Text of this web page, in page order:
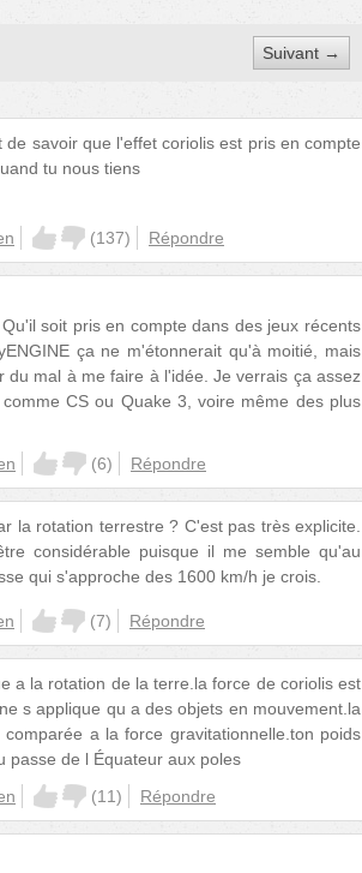
Suivant →
savoir que l'effet coriolis est pris en compte
tu nous tiens
(137) Répondre
soit pris en compte dans des jeux récents
ça ne m'étonnerait qu'à moitié, mais
du mal à me faire à l'idée. Je verrais ça assez
CS ou Quake 3, voire même des plus
(6) Répondre
la rotation terrestre ? C'est pas très explicite.
considérable puisque il me semble qu'au
qui s'approche des 1600 km/h je crois.
(7) Répondre
a la rotation de la terre.la force de coriolis est
s applique qu a des objets en mouvement.la
a la force gravitationnelle.ton poids
passe de l Équateur aux poles
(11) Répondre